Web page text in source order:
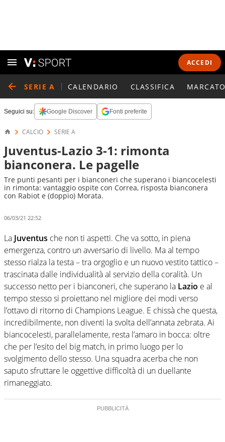
ACCEDI
SERIE A CALENDARIO CLASSIFICA
Seguici su: Google Discover Fonti preferite
CALCIO SERIE A
Juventus-Lazio 3-1: rimonta
bianconera. Le pagelle
Tre punti pesanti per i bianconeri che superano i biancocelesti
in rimonta: vantaggio ospite con Correa, risposta bianconera
con Rabiot e (doppio) Morata.
06/03/21 22:52
La Juventus che non ti aspetti. Che va sotto, in piena
emergenza, contro un avversario di livello. Ma al tempo
stesso rialza la testa – tra orgoglio e un nuovo vestito tattico –
trascinata dalle individualità al servizio della coralità. Un
successo netto per i bianconeri, che superano la Lazio e al
tempo stesso si proiettano nel migliore dei modi verso
l’ottavo di ritorno di Champions League. E chissà che questa,
incredibilmente, non diventi la svolta dell’annata zebrata. Ai
biancocelesti, parallelamente, resta l’amaro in bocca: oltre
che per l’esito del big match, in primo luogo per lo
svolgimento dello stesso. Una squadra acerba che non
saputo sfruttare le oggettive difficoltà di un duellante
rimaneggiato.